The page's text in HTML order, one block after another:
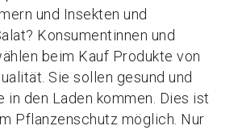
und Insekten und
Konsumentinnen und
beim Kauf Produkte von
Sie sollen gesund und
in den Laden kommen. Dies ist
Pflanzenschutz möglich. Nur